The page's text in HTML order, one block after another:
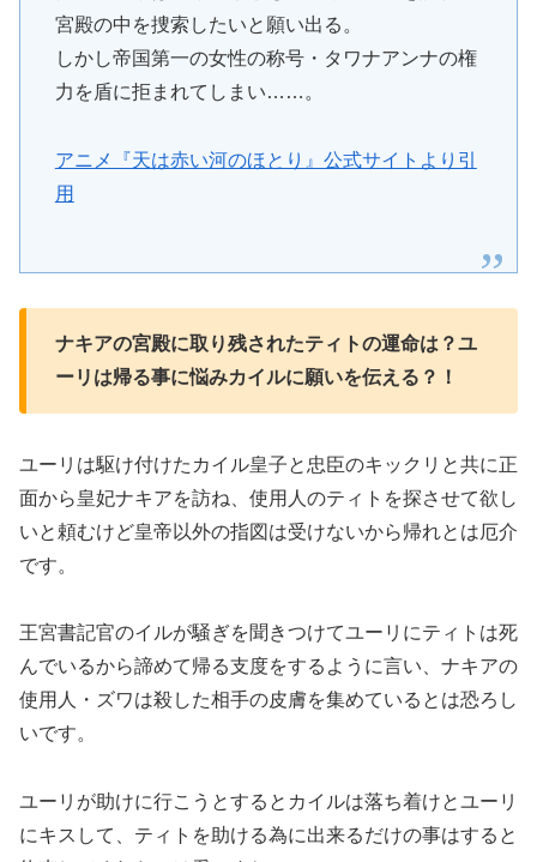
宮殿の中を捜索したいと願い出る。
しかし帝国第一の女性の称号・タワナアンナの権
力を盾に拒まれてしまい……。
アニメ『天は赤い河のほとり』公式サイトより引
用
ナキアの宮殿に取り残されたティトの運命は？ユ
ーリは帰る事に悩みカイルに願いを伝える？！
ユーリは駆け付けたカイル皇子と忠臣のキックリと共に正
面から皇妃ナキアを訪ね、使用人のティトを探させて欲し
いと頼むけど皇帝以外の指図は受けないから帰れとは厄介
です。
王宮書記官のイルが騒ぎを聞きつけてユーリにティトは死
んでいるから諦めて帰る支度をするように言い、ナキアの
使用人・ズワは殺した相手の皮膚を集めているとは恐ろし
いです。
ユーリが助けに行こうとするとカイルは落ち着けとユーリ
にキスして、ティトを助ける為に出来るだけの事はすると